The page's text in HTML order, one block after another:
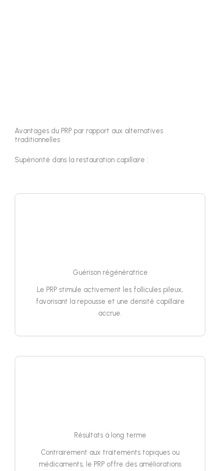
Avantages du PRP par rapport aux alternatives
traditionnelles
Supériorité dans la restauration capillaire :
Guérison régénératrice
Le PRP stimule activement les follicules pileux,
favorisant la repousse et une densité capillaire
accrue.
Résultats à long terme
Contrairement aux traitements topiques ou
médicaments, le PRP offre des améliorations